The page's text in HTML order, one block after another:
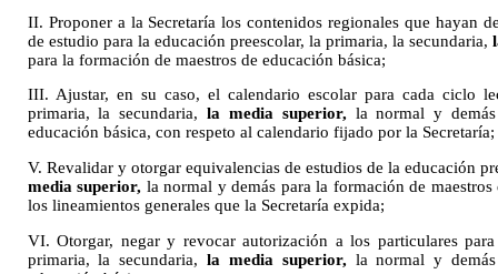
II. Proponer a la Secretaría los contenidos regionales que hayan
de estudio para la educación preescolar, la primaria, la secundaria,
para la formación de maestros de educación básica;
III. Ajustar, en su caso, el calendario escolar para cada ciclo
primaria, la secundaria, la media superior,la normal y demás
educación básica, con respeto al calendario fijado por la Secretaría;
V. Revalidar y otorgar equivalencias de estudios de la educación
media superior, la normal y demás para la formación de
los lineamientos generales que la Secretaría expida;
VI. Otorgar, negar y revocar autorización a los particulares
primaria, la secundaria,la media superior, la normal y